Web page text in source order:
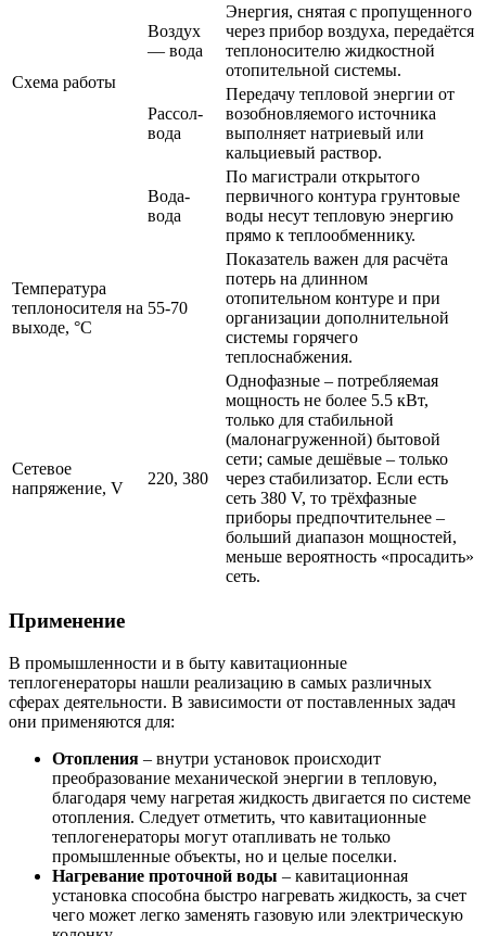
Схема работы
Воздух
— вода
Энергия, снятая с пропущенного
через прибор воздуха, передаётся
теплоносителю жидкостной
отопительной системы.
Рассол-
вода
Передачу тепловой энергии от
возобновляемого источника
выполняет натриевый или
кальциевый раствор.
Вода-
вода
По магистрали открытого
первичного контура грунтовые
воды несут тепловую энергию
прямо к теплообменнику.
Температура
теплоносителя на
выходе, °С
55-70
Показатель важен для расчёта
потерь на длинном
отопительном контуре и при
организации дополнительной
системы горячего
теплоснабжения.
Сетевое
напряжение, V
220, 380
Однофазные – потребляемая
мощность не более 5.5 кВт,
только для стабильной
(малонагруженной) бытовой
сети; самые дешёвые – только
через стабилизатор. Если есть
сеть 380 V, то трёхфазные
приборы предпочтительнее –
больший диапазон мощностей,
меньше вероятность «просадить»
сеть.
Применение
В промышленности и в быту кавитационные
теплогенераторы нашли реализацию в самых различных
сферах деятельности. В зависимости от поставленных задач
они применяются для:
Отопления – внутри установок происходит
преобразование механической энергии в тепловую,
благодаря чему нагретая жидкость двигается по системе
отопления. Следует отметить, что кавитационные
теплогенераторы могут отапливать не только
промышленные объекты, но и целые поселки.
Нагревание проточной воды – кавитационная
установка способна быстро нагревать жидкость, за счет
чего может легко заменять газовую или электрическую